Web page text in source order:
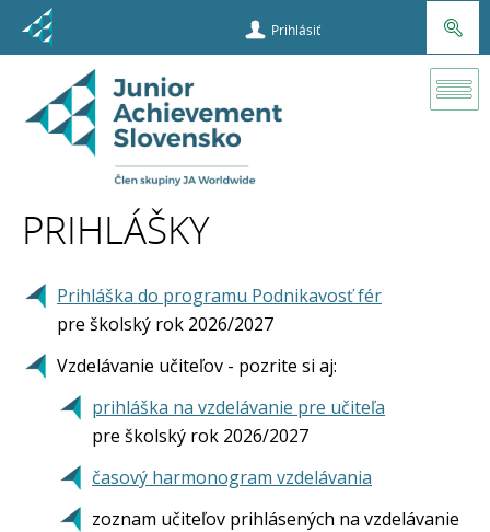
Prihlásiť
PRIHLÁŠKY
Prihláška do programu Podnikavosť fér
pre školský rok 2026/2027
Vzdelávanie učiteľov - pozrite si aj:
prihláška na vzdelávanie pre učiteľa
pre školský rok 2026/2027
časový harmonogram vzdelávania
zoznam učiteľov prihlásených na vzdelávanie